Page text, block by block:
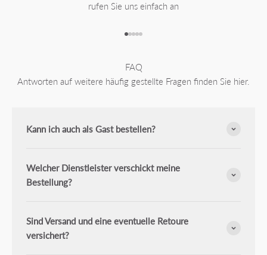
rufen Sie uns einfach an
FAQ
Antworten auf weitere häufig gestellte Fragen finden Sie hier.
Kann ich auch als Gast bestellen?
Welcher Dienstleister verschickt meine
Bestellung?
Sind Versand und eine eventuelle Retoure
versichert?